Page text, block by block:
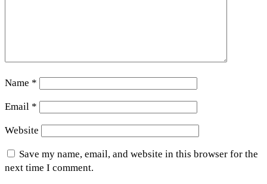
Name *
Email *
Website
Save my name, email, and website in this browser for the
next time I comment.